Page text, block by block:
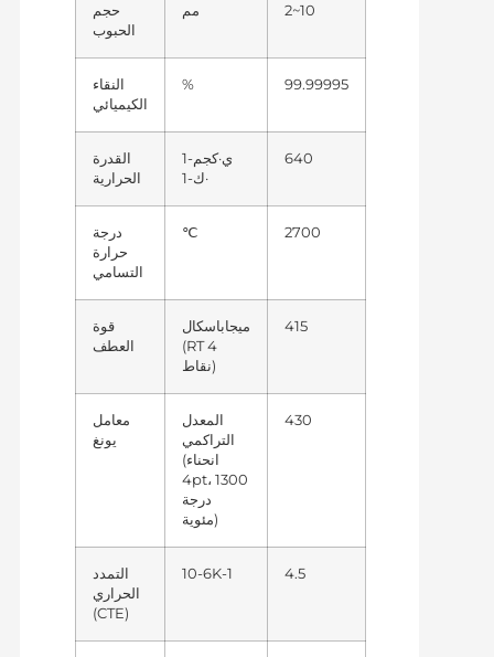
حجم
الحبوب
مم 2~10
النقاء
الكيميائي
% 99.99995
القدرة
الحرارية
ي·كجم-1
·ك-1
640
درجة
حرارة
التسامي
℃ 2700
قوة
العطف
ميجاباسكال
(RT 4
نقاط)
415
معامل
يونغ
المعدل
التراكمي
(انحناء
4pt، 1300
درجة
مئوية)
430
التمدد
الحراري
(CTE)
10-6K-1 4.5